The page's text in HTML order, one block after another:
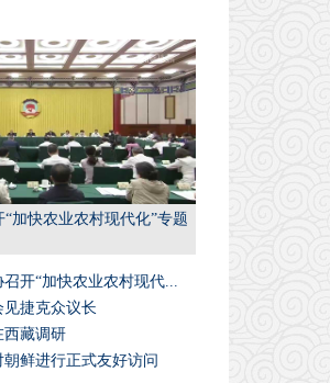
加快农业农村现代化”专题
开“加快农业农村现代...
捷克众议长
西藏调研
鲜进行正式友好访问